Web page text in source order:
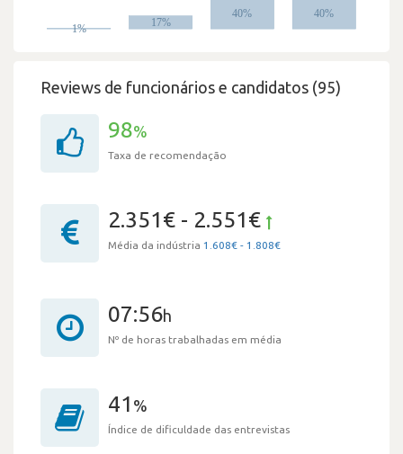
Reviews de funcionários e candidatos (95)
98%
Taxa de recomendação
2.351€ - 2.551€
Média da indústria 1.608€ - 1.808€
07:56h
Nº de horas trabalhadas em média
41 %
Índice de dificuldade das entrevistas